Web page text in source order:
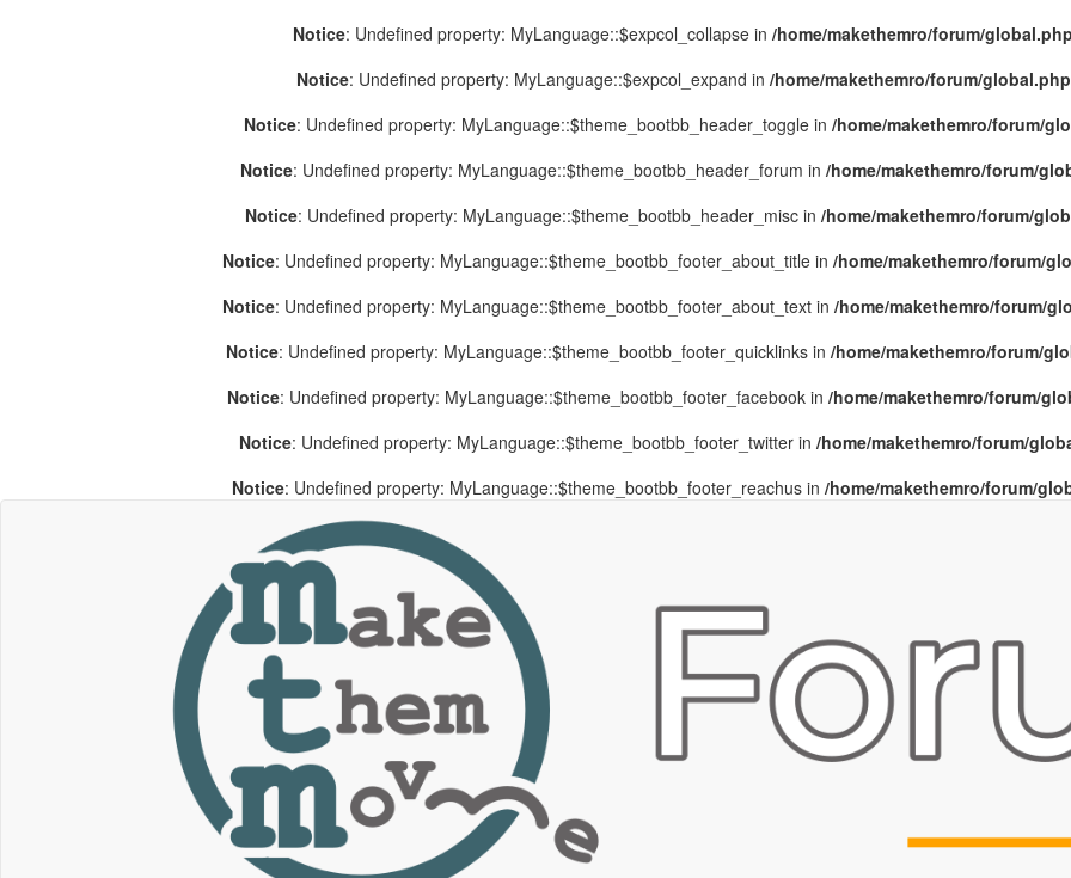
Notice: Undefined property: MyLanguage::$expcol_collapse in /home/makethemro/forum/
Notice: Undefined property: MyLanguage::$expcol_expand in /home/makethemro/forum/
Notice: Undefined property: MyLanguage::$theme_bootbb_header_toggle in /home/makethemro/forum/
Notice: Undefined property: MyLanguage::$theme_bootbb_header_forum in /home/makethemro/forum/
Notice: Undefined property: MyLanguage::$theme_bootbb_header_misc in /home/makethemro/forum/
Notice: Undefined property: MyLanguage::$theme_bootbb_footer_about_title in /home/makethemro/forum/
Notice: Undefined property: MyLanguage::$theme_bootbb_footer_about_text in /home/makethemro/forum/
Notice: Undefined property: MyLanguage::$theme_bootbb_footer_quicklinks in /home/makethemro/forum/
Notice: Undefined property: MyLanguage::$theme_bootbb_footer_facebook in /home/makethemro/forum/
Notice: Undefined property: MyLanguage::$theme_bootbb_footer_twitter in /home/makethemro/forum/
Notice: Undefined property: MyLanguage::$theme_bootbb_footer_reachus in /home/makethemro/forum/